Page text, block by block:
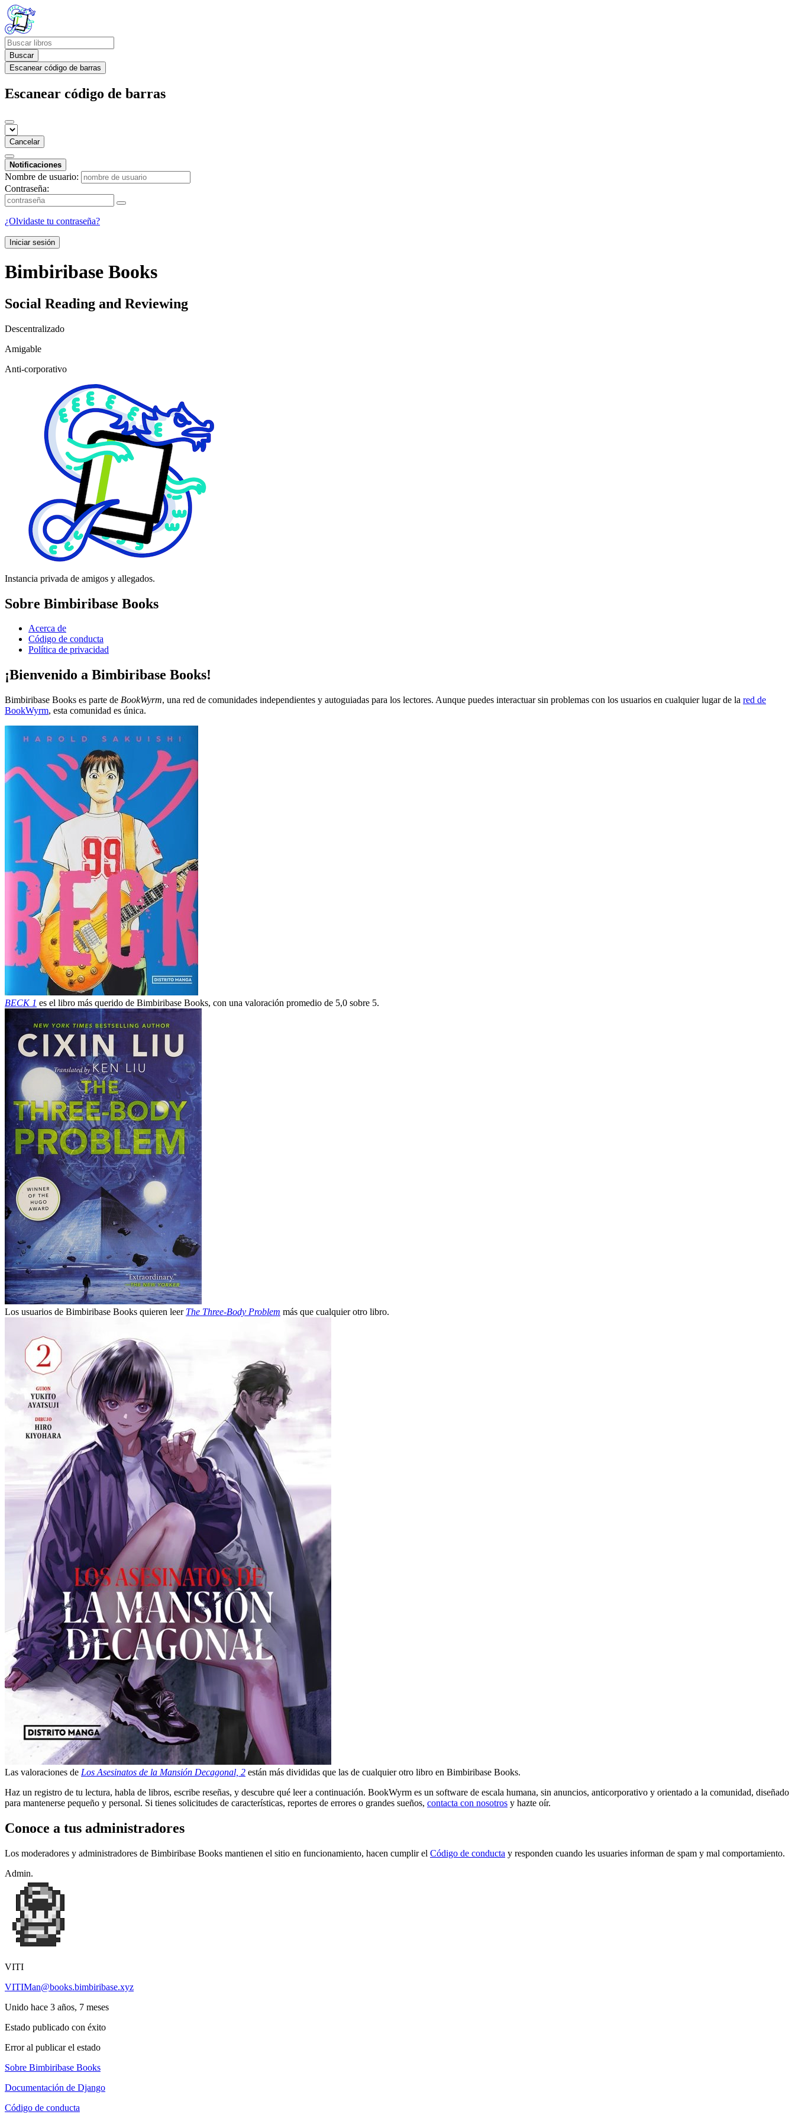
Buscar
Escanear código de barras
Escanear código de barras
Cancelar
Notificaciones
Nombre de usuario:
Contraseña:
¿Olvidaste tu contraseña?
Iniciar sesión
Bimbiribase Books
Social Reading and Reviewing
Descentralizado
Amigable
Anti-corporativo
Instancia privada de amigos y allegados.
Sobre Bimbiribase Books
Acerca de
Código de conducta
Política de privacidad
¡Bienvenido a Bimbiribase Books!
Bimbiribase Books es parte de BookWyrm, una red de comunidades independientes y autoguiadas para los lectores. Aunque puedes interactuar sin problemas con los usuarios en cualquier lugar de la red de
BookWyrm, esta comunidad es única.
BECK 1 es el libro más querido de Bimbiribase Books, con una valoración promedio de 5,0 sobre 5.
Los usuarios de Bimbiribase Books quieren leer The Three-Body Problem más que cualquier otro libro.
Las valoraciones de Los Asesinatos de la Mansión Decagonal, 2 están más divididas que las de cualquier otro libro en Bimbiribase Books.
Haz un registro de tu lectura, habla de libros, escribe reseñas, y descubre qué leer a continuación. BookWyrm es un software de escala humana, sin anuncios, anticorporativo y orientado a la comunidad, diseñado
para mantenerse pequeño y personal. Si tienes solicitudes de características, reportes de errores o grandes sueños, contacta con nosotros y hazte oír.
Conoce a tus administradores
Los moderadores y administradores de Bimbiribase Books mantienen el sitio en funcionamiento, hacen cumplir el Código de conducta y responden cuando les usuaries informan de spam y mal comportamiento.
Admin.
VITI
VITIMan@books.bimbiribase.xyz
Unido hace 3 años, 7 meses
Estado publicado con éxito
Error al publicar el estado
Sobre Bimbiribase Books
Documentación de Django
Código de conducta